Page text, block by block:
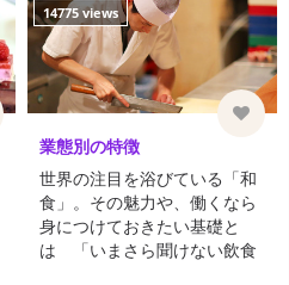
む。…そんなゆったり過ごす
時 ...
14775 views
業態別の特徴
世界の注目を浴びている「和
食」。その魅力や、働くなら
身につけておきたい基礎と
は 「いまさら聞けない飲食